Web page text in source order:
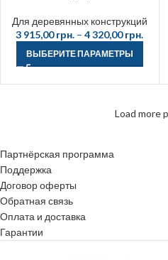
Для деревянных конструкций
3 915,00грн. – 4 320,00грн.
ВЫБЕРИТЕ ПАРАМЕТРЫ
Load more
Партнёрская программа
Поддержка
Договор оферты
Обратная связь
Оплата и доставка
Гарантии